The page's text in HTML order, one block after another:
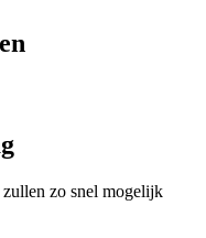
zullen zo snel mogelijk